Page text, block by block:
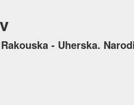
- Uherska.